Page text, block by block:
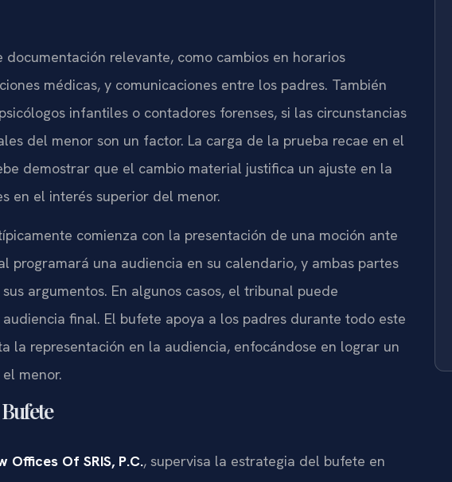
relevante, como cambios en horarios
médicas, y comunicaciones entre los padres. También
infantiles o contadores forenses, si las circunstancias
del menor son un factor. La carga de la prueba recae en el
demostrar que el cambio material justifica un ajuste en la
en el interés superior del menor.
comienza con la presentación de una moción ante
programará una audiencia en su calendario, y ambas partes
argumentos. En algunos casos, el tribunal puede
final. El bufete apoya a los padres durante todo este
la representación en la audiencia, enfocándose en lograr un
menor.
Offices Of SRIS, P.C., supervisa la estrategia del bufete en